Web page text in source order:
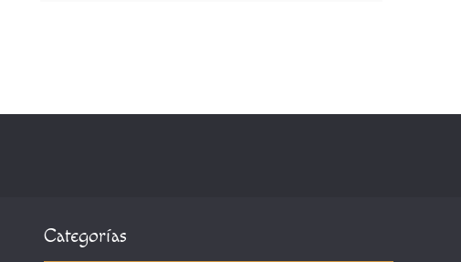
Categorías